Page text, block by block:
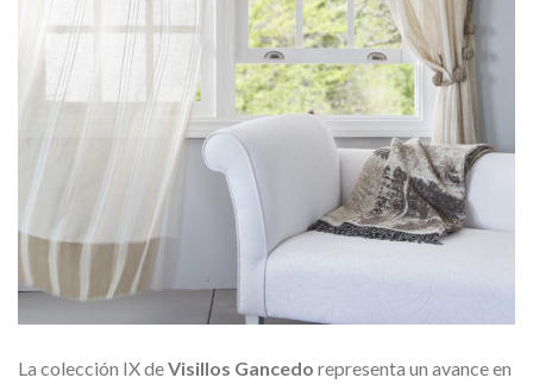
La colección IX deVisillos Gancedo representa un avance en